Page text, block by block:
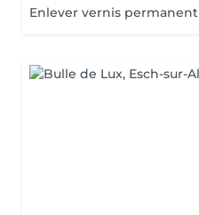
Enlever vernis permanent